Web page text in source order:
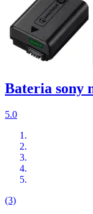
Bateria sony
5.0
(3)